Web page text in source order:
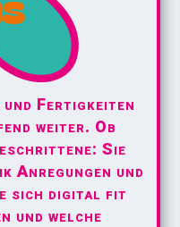
Fertigkeiten
weiter. Ob
Sie
Anregungen und
sich digital fit
und welche